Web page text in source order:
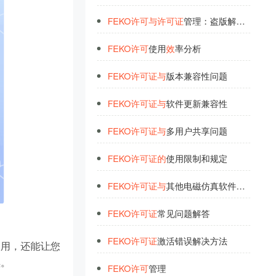
，还能让您
FEKO许可与许可证管理：盗版解决
FEKO许可使用效率分析
FEKO许可证与版本兼容性问题
FEKO许可证与软件更新兼容性
FEKO许可证与多用户共享问题
FEKO许可证的使用限制和规定
FEKO许可证与其他电磁仿真软件的
FEKO许可证常见问题解答
FEKO许可证激活错误解决方法
FEKO许可管理